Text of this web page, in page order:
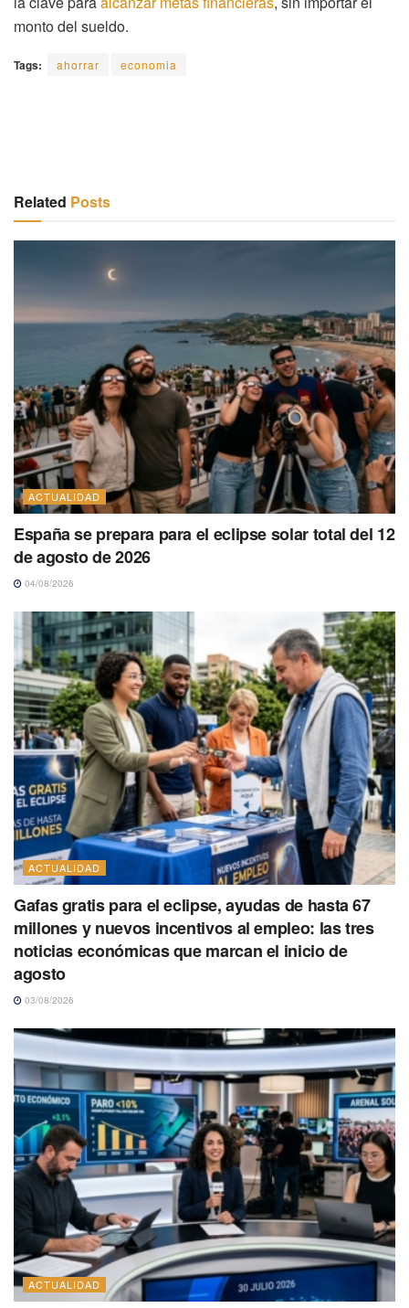
monto del sueldo.
Tags: ahorrar economia
Related Posts
ACTUALIDAD
España se prepara para el eclipse solar total del 12
de agosto de 2026
04/08/2026
ACTUALIDAD
Gafas gratis para el eclipse, ayudas de hasta 67
millones y nuevos incentivos al empleo: las tres
noticias económicas que marcan el inicio de
agosto
03/08/2026
ACTUALIDAD